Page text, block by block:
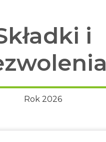
i
Rok 2026